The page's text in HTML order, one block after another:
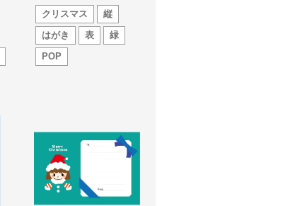
クリスマス
縦
はがき
表
緑
POP